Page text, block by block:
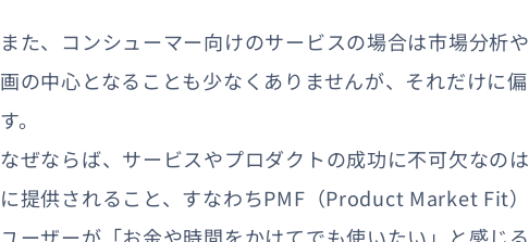
また、コンシューマー向けのサービスの場合は市場分析
画の中心となることも少なくありませんが、それだけに
す。
なぜならば、サービスやプロダクトの成功に不可欠なの
に提供されること、すなわちPMF（Product Market Fit）
ユーザーが「お金や時間をかけてでも使いたい」と感じ